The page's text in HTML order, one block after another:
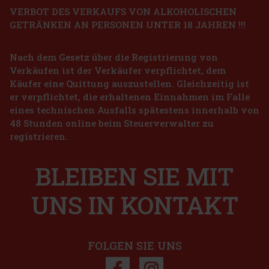
Peelerz Gummy Grape 65g
AUF LAGER(> 5 st)
1.33€ ohne VAT 1.49 €
Bestellen
Neu
ORBIT Spearmint Dragees Dose 64 g
AUF LAGER
Frische im Mund sorgen. Die praktische Dose enthält 46 Stück und
dank ihres kompakten Designs haben Sie sie immer griffbereit –
Bestellen
VERBOT DES VERKAUFS VON ALKOHOLISCHEN
GETRÄNKEN AN PERSONEN UNTER 18 JAHREN !!!
Nach dem Gesetz über die Registrierung von
Verkäufen ist der Verkäufer verpflichtet, dem
Käufer eine Quittung auszustellen. Gleichzeitig ist
er verpflichtet, die erhaltenen Einnahmen im Falle
eines technischen Ausfalls spätestens innerhalb von
48 Stunden online beim Steuerverwalter zu
registrieren.
BLEIBEN SIE MIT
UNS IN KONTAKT
FOLGEN SIE UNS